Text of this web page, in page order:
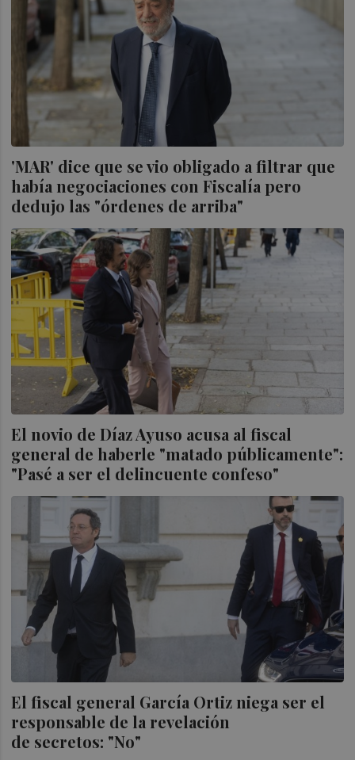
'MAR' dice que se vio obligado a filtrar que
había negociaciones con Fiscalía pero
dedujo las "órdenes de arriba"
El novio de Díaz Ayuso acusa al fiscal
general de haberle "matado públicamente":
"Pasé a ser el delincuente confeso"
El fiscal general García Ortiz niega ser el
responsable de la revelación
de secretos: "No"